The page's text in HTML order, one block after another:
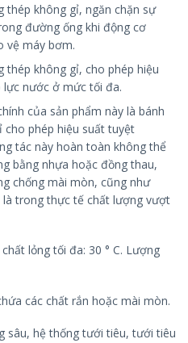
thép không gỉ, ngăn chặn sự
đường ống khi động cơ
vệ máy bơm.
thép không gỉ, cho phép hiệu
lực nước ở mức tối đa.
của sản phẩm này là bánh
cho phép hiệu suất tuyệt
tác này hoàn toàn không thể
bằng nhựa hoặc đồng thau,
chống mài mòn, cũng như
trong thực tế chất lượng vượt
lỏng tối đa: 30 ° C. Lượng
các chất rắn hoặc mài mòn.
sâu, hệ thống tưới tiêu, tưới tiêu